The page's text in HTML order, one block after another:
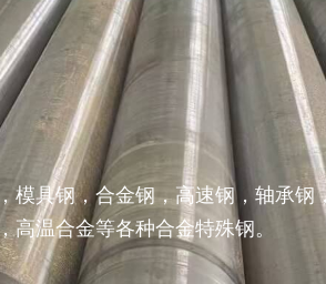
具钢，合金钢，高速钢，轴承钢
高温合金等各种合金特殊钢。